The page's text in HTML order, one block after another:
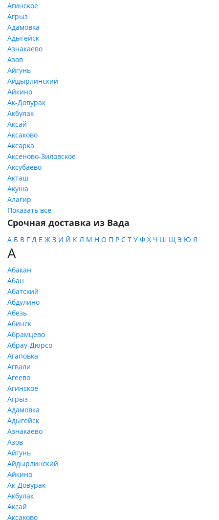
Агинское
Агрыз
Адамовка
Адыгейск
Азнакаево
Азов
Айгунь
Айдырлинский
Айкино
Ак-Довурак
Акбулак
Аксай
Аксаково
Аксарка
Аксеново-Зиловское
Аксубаево
Акташ
Акуша
Алагир
Показать все
Срочная доставка из Вада
А Б В Г Д Е Ж З И Й К Л М Н О П Р С Т У Ф Х Ч Ш Щ Э Ю Я
А
Абакан
Абан
Абатский
Абдулино
Абезь
Абинск
Абрамцево
Абрау-Дюрсо
Агаповка
Агвали
Агеево
Агинское
Агрыз
Адамовка
Адыгейск
Азнакаево
Азов
Айгунь
Айдырлинский
Айкино
Ак-Довурак
Акбулак
Аксай
Аксаково